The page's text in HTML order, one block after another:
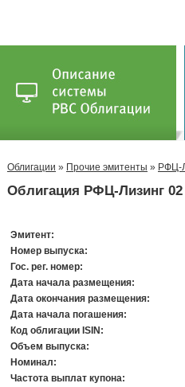
Облигации » Прочие эмитенты » РФЦ-
Облигация РФЦ-Лизинг 02
Эмитент:
Номер выпуска:
Гос. рег. номер:
Дата начала размещения:
Дата окончания размещения:
Дата начала погашения:
Код облигации ISIN:
Объем выпуска:
Номинал:
Частота выплат купона: